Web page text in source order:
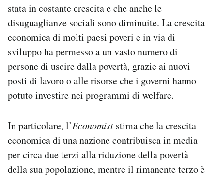
stata in costante crescita e che anche le
disuguaglianze sociali sono diminuite. La crescita
economica di molti paesi poveri e in via di
sviluppo ha permesso a un vasto numero di
persone di uscire dalla povertà, grazie ai nuovi
posti di lavoro o alle risorse che i governi hanno
potuto investire nei programmi di welfare.
In particolare, l’Economist stima che la crescita
economica di una nazione contribuisca in media
per circa due terzi alla riduzione della povertà
della sua popolazione, mentre il rimanente terzo è